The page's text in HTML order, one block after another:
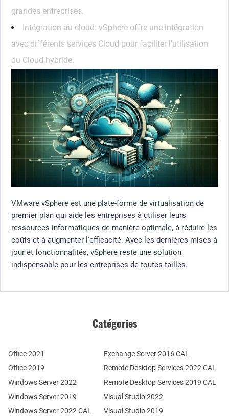
grandes entreprises.
Intégration au cloud: vSphere offre une intégration
avec différents services Cloud pour faciliter l'utilisation
du Cloud hybride.
VMware vSphere est une plate-forme de virtualisation de
premier plan qui aide les entreprises à utiliser leurs
ressources informatiques de manière optimale, à réduire les
coûts et à augmenter l'efficacité. Avec les dernières mises à
jour et fonctionnalités, vSphere reste une solution
indispensable pour les entreprises de toutes tailles.
Catégories
Office 2021
Office 2019
Windows Server 2022
Windows Server 2019
Windows Server 2022 CAL
Remote Desktop Services 2022 CAL
Remote Desktop Services 2019 CAL
Exchange Server 2016 CAL
Visual Studio 2022
Visual Studio 2019